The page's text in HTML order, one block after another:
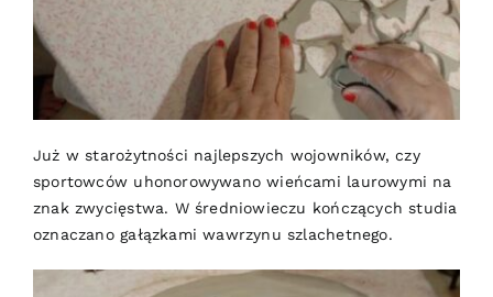
Już w starożytności najlepszych wojowników, czy
sportowców uhonorowywano wieńcami laurowymi na
znak zwycięstwa. W średniowieczu kończących studia
oznaczano gałązkami wawrzynu szlachetnego.